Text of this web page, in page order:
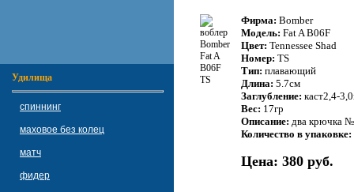
Удилища
спиннинг
маховое без колец
матч
фидер
Фирма: Bomber
Модель: Fat A B06F
Цвет: Tennessee Shad
Номер: TS
Тип: плавающий
Длина: 5.7см
Заглубление: каст2,4-
Вес: 17гр
Описание: два крючка
Количество в упаковке:
Цена: 380 руб.